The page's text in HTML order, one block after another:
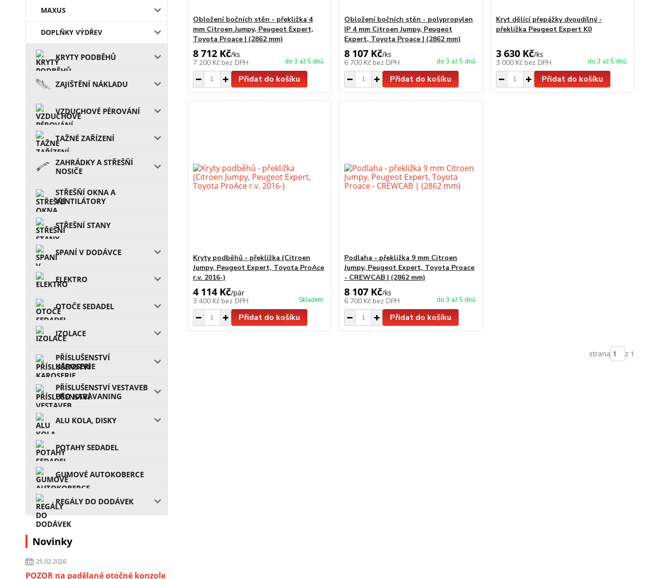
MAXUS
DOPLŇKY VÝDŘEV
KRYTY PODBĚHŮ
ZAJIŠTĚNÍ NÁKLADU
VZDUCHOVÉ PÉROVÁNÍ
TAŽNÉ ZAŘÍZENÍ
ZAHRÁDKY A STŘEŠŇÍ
NOSIČE
STŘEŠŇÍ OKNA A
VENTILÁTORY
STŘEŠNÍ STANY
SPANÍ V DODÁVCE
ELEKTRO
OTOČE SEDADEL
IZOLACE
PŘÍSLUŠENSTVÍ
KAROSERIE
PŘÍSLUŠENSTVÍ VESTAVEB
PRO KARAVANING
ALU KOLA, DISKY
POTAHY SEDADEL
GUMOVÉ AUTOKOBERCE
REGÁLY DO DODÁVEK
Novinky
25.02.2026
POZOR na padělané otočné konzole
Obložení bočních stěn - překližka 4
mm Citroen Jumpy, Peugeot Expert,
Toyota Proace | (2862 mm)
8 712 Kč/ks
7 200 Kč bez DPH do 3 až 5 dnů
Přidat do košíku
Obložení bočních stěn - polypropylen
IP 4 mm Citroen Jumpy, Peugeot
Expert, Toyota Proace | (2862 mm)
8 107 Kč/ks
6 700 Kč bez DPH do 3 až 5 dnů
Přidat do košíku
Kryt dělící přepážky dvoudílný -
překližka Peugeot Expert K0
3 630 Kč/ks
3 000 Kč bez DPH do 3 až 5 dnů
Přidat do košíku
Kryty podběhů - překližka (Citroen
Jumpy, Peugeot Expert, Toyota ProAce
r.v. 2016-)
4 114 Kč/pár
3 400 Kč bez DPH Skladem
Přidat do košíku
Podlaha - překližka 9 mm Citroen
Jumpy, Peugeot Expert, Toyota Proace
- CREWCAB | (2862 mm)
8 107 Kč/ks
6 700 Kč bez DPH do 3 až 5 dnů
Přidat do košíku
strana z 1